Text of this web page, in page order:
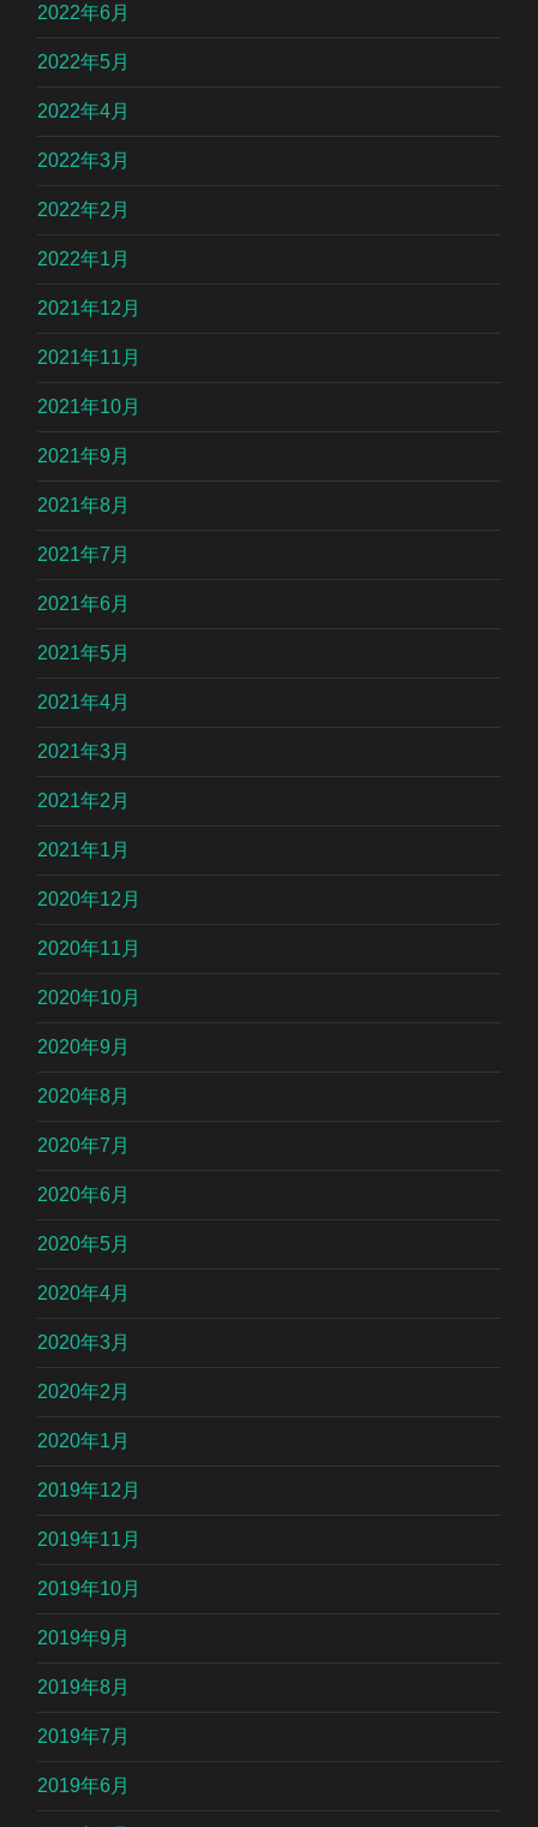
2022年6月
2022年5月
2022年4月
2022年3月
2022年2月
2022年1月
2021年12月
2021年11月
2021年10月
2021年9月
2021年8月
2021年7月
2021年6月
2021年5月
2021年4月
2021年3月
2021年2月
2021年1月
2020年12月
2020年11月
2020年10月
2020年9月
2020年8月
2020年7月
2020年6月
2020年5月
2020年4月
2020年3月
2020年2月
2020年1月
2019年12月
2019年11月
2019年10月
2019年9月
2019年8月
2019年7月
2019年6月